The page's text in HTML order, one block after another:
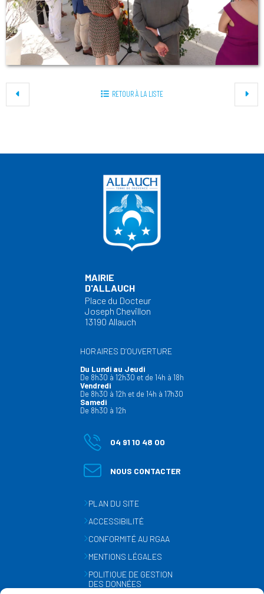
RETOUR À LA LISTE
MAIRIE
D'ALLAUCH
Place du Docteur
Joseph Chevillon
13190 Allauch
HORAIRES D’OUVERTURE
Du Lundi au Jeudi
De 8h30 à 12h30 et de 14h à 18h
Vendredi
De 8h30 à 12h et de 14h à 17h30
Samedi
De 8h30 à 12h
04 91 10 48 00
NOUS CONTACTER
PLAN DU SITE
ACCESSIBILITÉ
CONFORMITÉ AU RGAA
MENTIONS LÉGALES
POLITIQUE DE GESTION
DES DONNÉES